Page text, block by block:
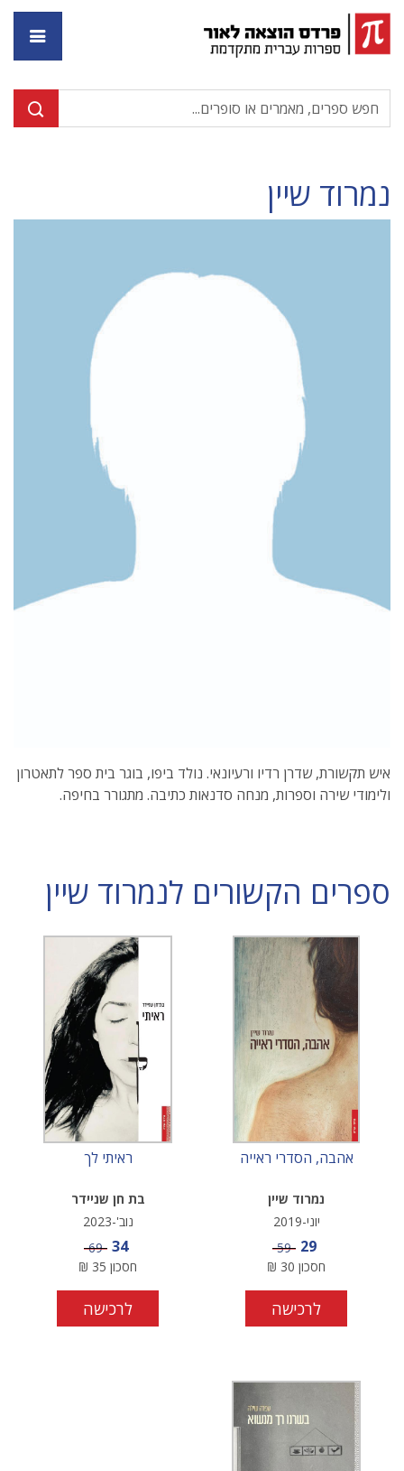
נמרוד שיין
איש תקשורת, שדרן רדיו ורעיונאי. נולד ביפו, בוגר בית ספר לתאטרון
ולימודי שירה וספרות, מנחה סדנאות כתיבה. מתגורר בחיפה.
ספרים הקשורים לנמרוד שיין
אהבה, הסדרי ראייה
נמרוד שיין
יוני-2019
מחיר מבצע
29 מחיר
59
חסכון 30
₪
לרכישה
ראיתי לך
בת חן שניידר
נוב'-2023
מחיר מבצע
34 מחיר
69
חסכון 35
₪
לרכישה